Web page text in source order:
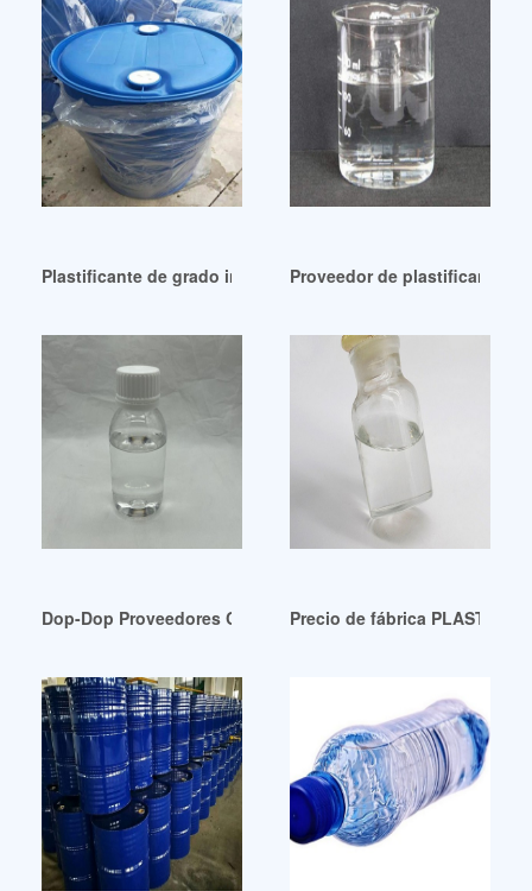
Plastificante de grado industrial Untuk Kompon Karet En
Proveedor de plastificantes
Dop-Dop Proveedores Compradores Mayoristas y
Precio de fábrica